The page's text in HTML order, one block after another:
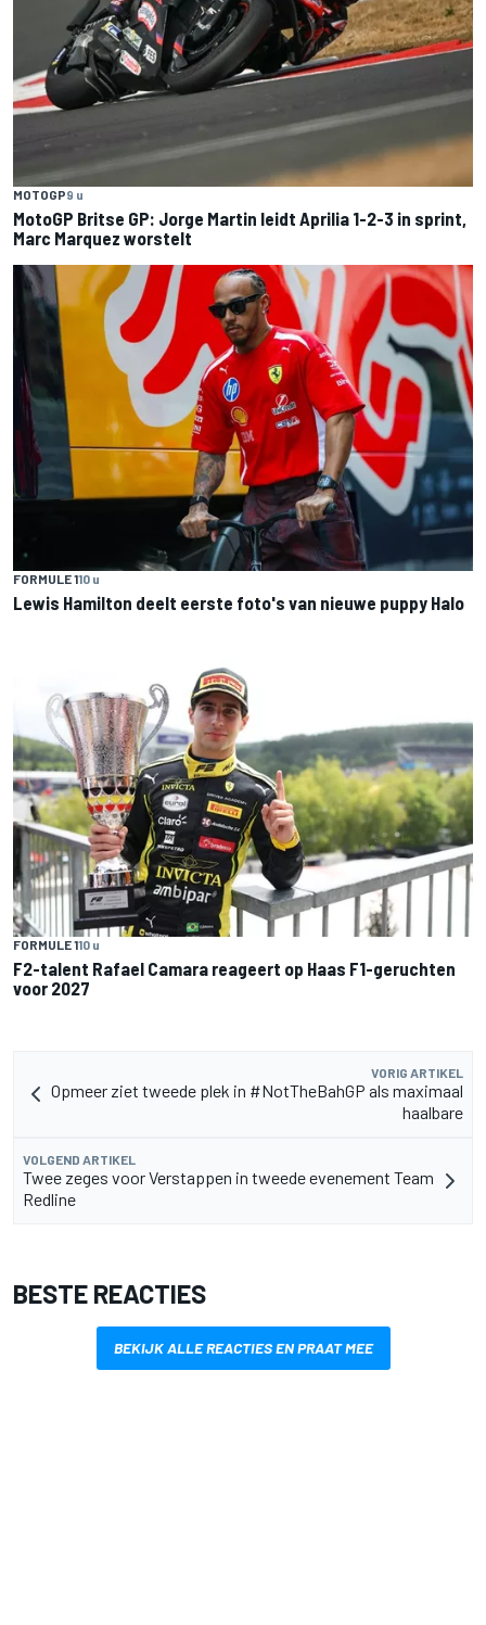
MOTOGP9 u
MotoGP Britse GP: Jorge Martin leidt Aprilia 1-2-3 in sprint,
Marc Marquez worstelt
FORMULE 110 u
Lewis Hamilton deelt eerste foto's van nieuwe puppy Halo
FORMULE 110 u
F2-talent Rafael Camara reageert op Haas F1-geruchten
voor 2027
VORIG ARTIKEL
Opmeer ziet tweede plek in #NotTheBahGP als maximaal
haalbare
VOLGEND ARTIKEL
Twee zeges voor Verstappen in tweede evenement Team
Redline
BESTE REACTIES
BEKIJK ALLE REACTIES EN PRAAT MEE